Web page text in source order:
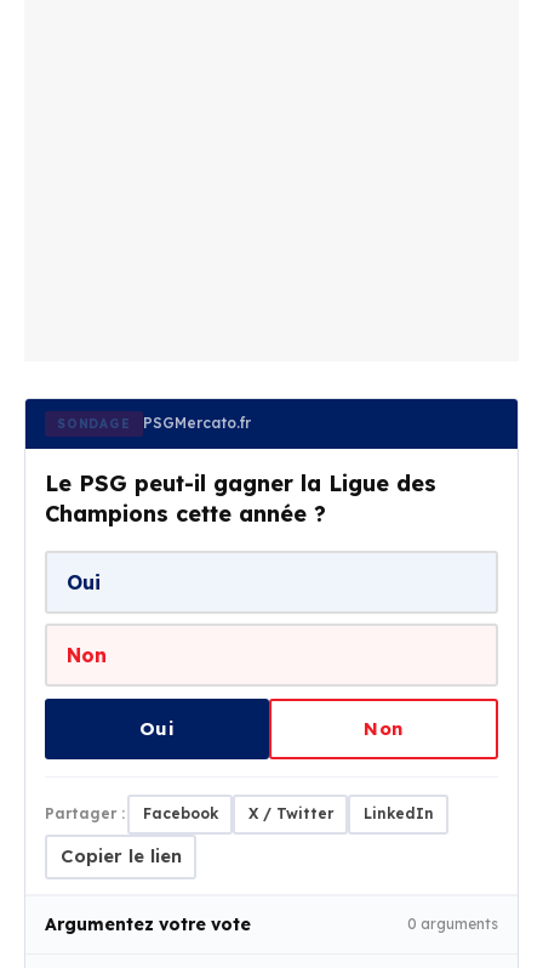
SONDAGE PSGMercato.fr
Le PSG peut-il gagner la Ligue des
Champions cette année ?
Oui
Non
Oui Non
Partager : Facebook X / Twitter LinkedIn
Copier le lien
Argumentez votre vote 0 arguments